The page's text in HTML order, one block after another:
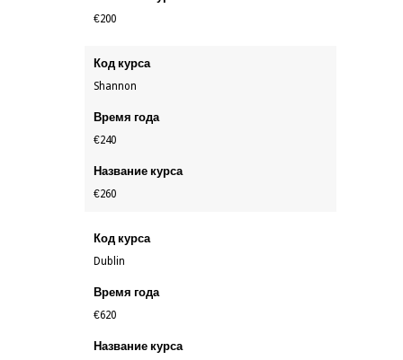
€200
Код курса
Shannon
Время года
€240
Название курса
€260
Код курса
Dublin
Время года
€620
Название курса